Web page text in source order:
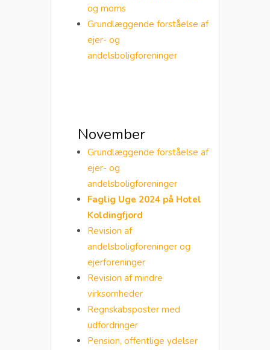
og moms
Grundlæggende forståelse af
ejer- og
andelsboligforeninger
November
Grundlæggende forståelse af
ejer- og
andelsboligforeninger
Faglig Uge 2024 på Hotel
Koldingfjord
Revision af
andelsboligforeninger og
ejerforeninger
Revision af mindre
virksomheder
Regnskabsposter med
udfordringer
Pension, offentlige ydelser